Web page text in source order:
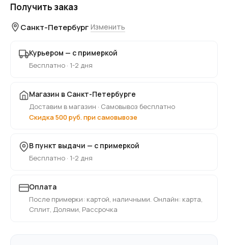
Получить заказ
Санкт-Петербург Изменить
Курьером — с примеркой
Бесплатно · 1-2 дня
Магазин в Санкт-Петербурге
Доставим в магазин · Самовывоз бесплатно
Скидка 500 руб. при самовывозе
В пункт выдачи — с примеркой
Бесплатно · 1-2 дня
Оплата
После примерки: картой, наличными. Онлайн: карта,
Сплит, Долями, Рассрочка